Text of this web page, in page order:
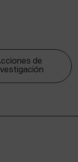
de